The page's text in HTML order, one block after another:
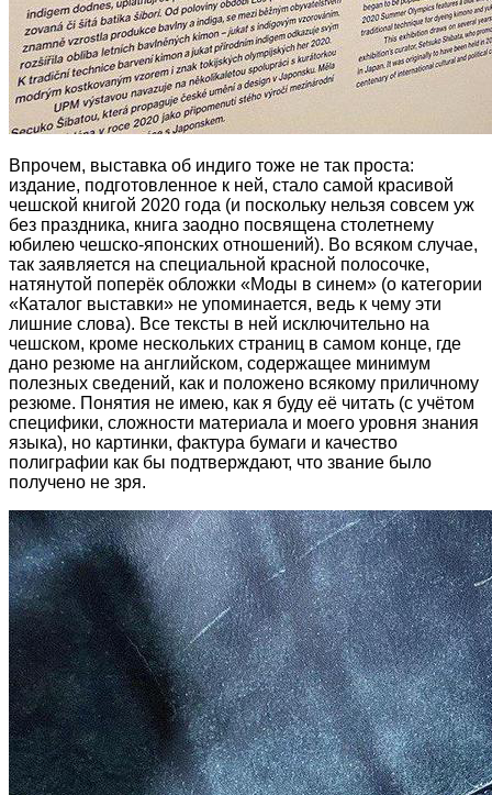
Впрочем, выставка об индиго тоже не так проста:
издание, подготовленное к ней, стало самой красивой
чешской книгой 2020 года (и поскольку нельзя совсем уж
без праздника, книга заодно посвящена столетнему
юбилею чешско-японских отношений). Во всяком случае,
так заявляется на специальной красной полосочке,
натянутой поперёк обложки «Моды в синем» (о категории
«Каталог выставки» не упоминается, ведь к чему эти
лишние слова). Все тексты в ней исключительно на
чешском, кроме нескольких страниц в самом конце, где
дано резюме на английском, содержащее минимум
полезных сведений, как и положено всякому приличному
резюме. Понятия не имею, как я буду её читать (с учётом
специфики, сложности материала и моего уровня знания
языка), но картинки, фактура бумаги и качество
полиграфии как бы подтверждают, что звание было
получено не зря.